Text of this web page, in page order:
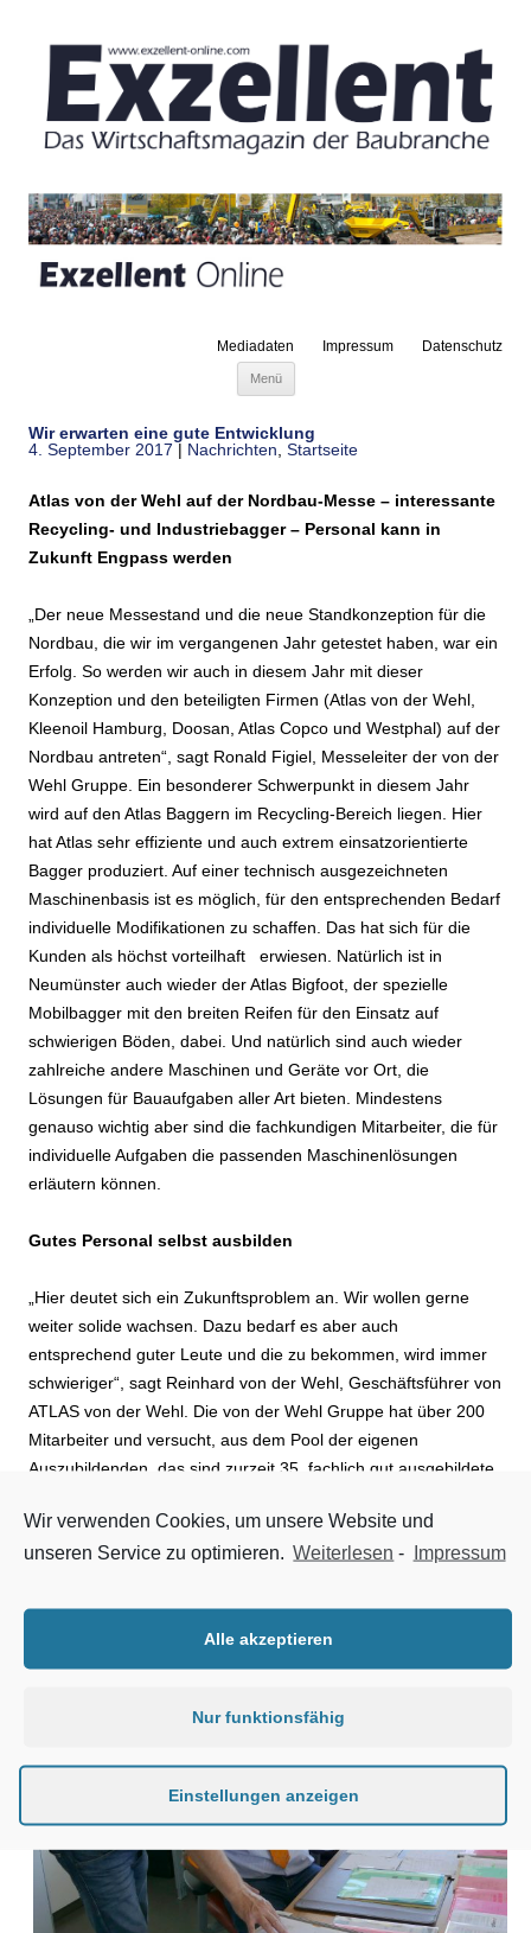
Mediadaten Impressum Datenschutz
Menü
Wir erwarten eine gute Entwicklung
4. September 2017 | Nachrichten Startseite
Atlas von der Wehl auf der Nordbau-Messe – interessante
Recycling- und Industriebagger – Personal kann in
Zukunft Engpass werden
„Der neue Messestand und die neue Standkonzeption für die
Nordbau, die wir im vergangenen Jahr getestet haben, war ein
Erfolg. So werden wir auch in diesem Jahr mit dieser
Konzeption und den beteiligten Firmen (Atlas von der Wehl,
Kleenoil Hamburg, Doosan, Atlas Copco und Westphal) auf der
Nordbau antreten“, sagt Ronald Figiel, Messeleiter der von der
Wehl Gruppe. Ein besonderer Schwerpunkt in diesem Jahr
wird auf den Atlas Baggern im Recycling-Bereich liegen. Hier
hat Atlas sehr effiziente und auch extrem einsatzorientierte
Bagger produziert. Auf einer technisch ausgezeichneten
Maschinenbasis ist es möglich, für den entsprechenden Bedarf
individuelle Modifikationen zu schaffen. Das hat sich für die
Kunden als höchst vorteilhaft erwiesen. Natürlich ist in
Neumünster auch wieder der Atlas Bigfoot, der spezielle
Mobilbagger mit den breiten Reifen für den Einsatz auf
schwierigen Böden, dabei. Und natürlich sind auch wieder
zahlreiche andere Maschinen und Geräte vor Ort, die
Lösungen für Bauaufgaben aller Art bieten. Mindestens
genauso wichtig aber sind die fachkundigen Mitarbeiter, die für
individuelle Aufgaben die passenden Maschinenlösungen
erläutern können.
Gutes Personal selbst ausbilden
„Hier deutet sich ein Zukunftsproblem an. Wir wollen gerne
weiter solide wachsen. Dazu bedarf es aber auch
entsprechend guter Leute und die zu bekommen, wird immer
schwieriger“, sagt Reinhard von der Wehl, Geschäftsführer von
ATLAS von der Wehl. Die von der Wehl Gruppe hat über 200
Mitarbeiter und versucht, aus dem Pool der eigenen
Auszubildenden, das sind zurzeit 35, fachlich gut ausgebildete
neue Auszubildende eingestellt worden. Das ist eine gute
Voraussetzung für solides Voranschreiten in die Zukunft.
Wir verwenden Cookies, um unsere Website und
unseren Service zu optimieren. Weiterlesen - Impressum
Alle akzeptieren
Nur funktionsfähig
Einstellungen anzeigen